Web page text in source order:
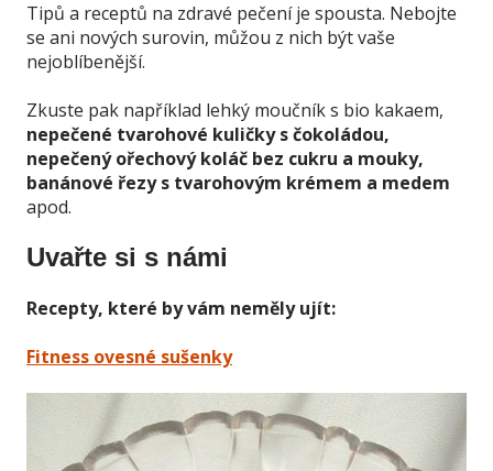
Tipů a receptů na zdravé pečení je spousta. Nebojte
se ani nových surovin, můžou z nich být vaše
nejoblíbenější.
Zkuste pak například lehký moučník s bio kakaem,
nepečené tvarohové kuličky s čokoládou,
nepečený ořechový koláč bez cukru a mouky,
banánové řezy s tvarohovým krémem a medem
apod.
Uvařte si s námi
Recepty, které by vám neměly ujít:
Fitness ovesné sušenky